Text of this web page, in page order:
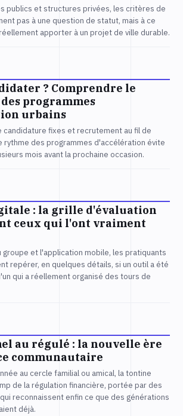
publics et structures privées, les critères de
pas à une question de statut, mais à ce
apporter à un projet de ville durable.
? Comprendre le
programmes
urbains
fixes et recrutement au fil de
rythme des programmes d'accélération évite
mois avant la prochaine occasion.
: la grille d'évaluation
ceux qui l'ont vraiment
groupe et l'application mobile, les pratiquants
repérer, en quelques détails, si un outil a été
qui a réellement organisé des tours de
au régulé : la nouvelle ère
communautaire
au cercle familial ou amical, la tontine
de la régulation financière, portée par des
reconnaissent enfin ce que des générations
déjà.